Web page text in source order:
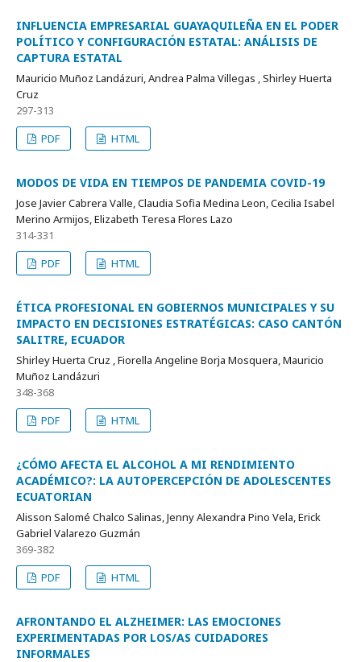
INFLUENCIA EMPRESARIAL GUAYAQUILEÑA EN EL PODER
POLÍTICO Y CONFIGURACIÓN ESTATAL: ANÁLISIS DE
CAPTURA ESTATAL
Mauricio Muñoz Landázuri, Andrea Palma Villegas , Shirley Huerta
Cruz
297-313
PDF
HTML
MODOS DE VIDA EN TIEMPOS DE PANDEMIA COVID-19
Jose Javier Cabrera Valle, Claudia Sofia Medina Leon, Cecilia Isabel
Merino Armijos, Elizabeth Teresa Flores Lazo
314-331
PDF
HTML
ÉTICA PROFESIONAL EN GOBIERNOS MUNICIPALES Y SU
IMPACTO EN DECISIONES ESTRATÉGICAS: CASO CANTÓN
SALITRE, ECUADOR
Shirley Huerta Cruz , Fiorella Angeline Borja Mosquera, Mauricio
Muñoz Landázuri
348-368
PDF
HTML
¿CÓMO AFECTA EL ALCOHOL A MI RENDIMIENTO
ACADÉMICO?: LA AUTOPERCEPCIÓN DE ADOLESCENTES
ECUATORIAN
Alisson Salomé Chalco Salinas, Jenny Alexandra Pino Vela, Erick
Gabriel Valarezo Guzmán
369-382
PDF
HTML
AFRONTANDO EL ALZHEIMER: LAS EMOCIONES
EXPERIMENTADAS POR LOS/AS CUIDADORES
INFORMALES